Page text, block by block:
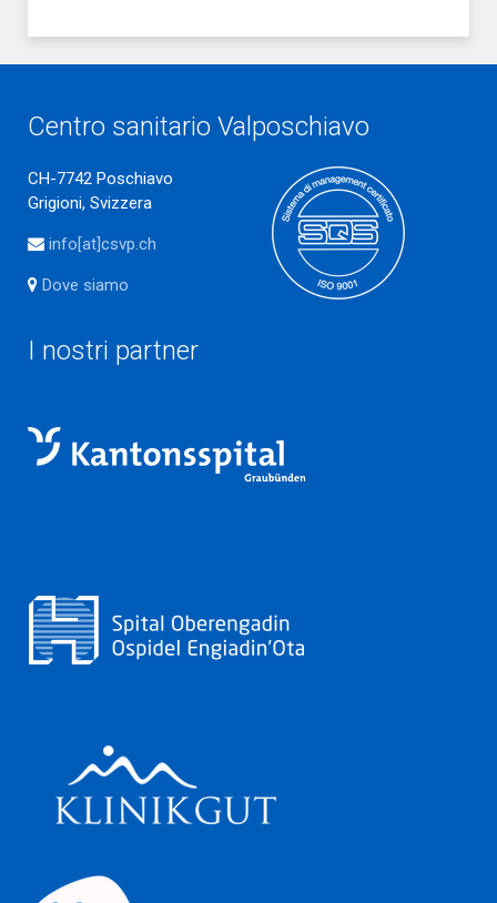
Centro sanitario Valposchiavo
CH-7742 Poschiavo
Grigioni, Svizzera
info[at]csvp.ch
Dove siamo
I nostri partner